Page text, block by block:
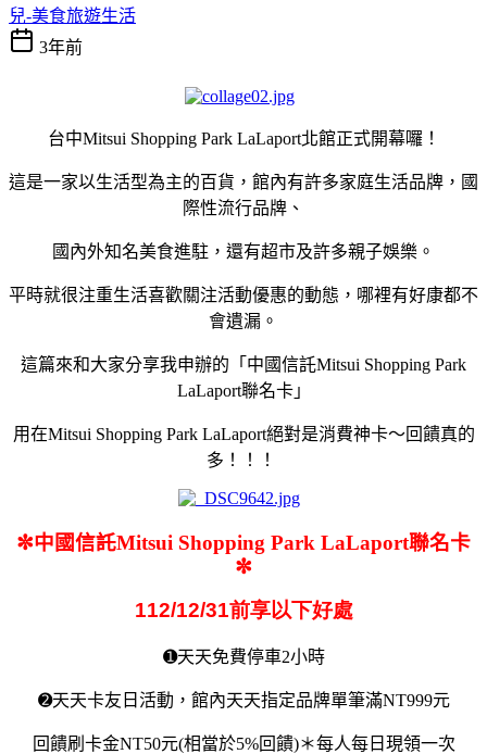
兒-美食旅遊生活
3年前
台中Mitsui Shopping Park LaLaport北館正式開幕囉！
這是一家以生活型為主的百貨，館內有許多家庭生活品牌，國
際性流行品牌、
國內外知名美食進駐，還有超市及許多親子娛樂。
平時就很注重生活喜歡關注活動優惠的動態，哪裡有好康都不
會遺漏。
這篇來和大家分享我申辦的「中國信託Mitsui Shopping Park
LaLaport聯名卡」
用在Mitsui Shopping Park LaLaport絕對是消費神卡～回饋真的
多！！！
✼中國信託Mitsui Shopping Park LaLaport聯名卡
✼
112/12/31前享以下好處
➊天天免費停車2小時
➋天天卡友日活動，館內天天指定品牌單筆滿NT999元
回饋刷卡金NT50元(相當於5%回饋)＊每人每日現領一次